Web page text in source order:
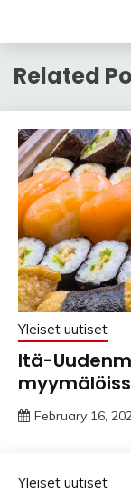
Related
Yleiset uutiset
Itä-
February 16,
Yleiset uutiset